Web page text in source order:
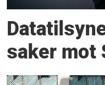
saker mot